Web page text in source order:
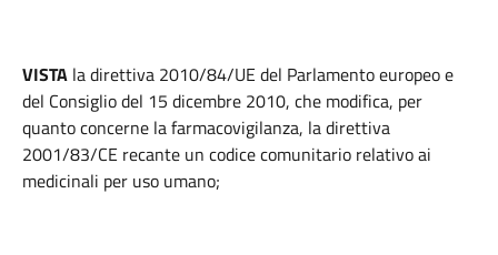
VISTA la direttiva 2010/84/UE del Parlamento europeo e
del Consiglio del 15 dicembre 2010, che modifica, per
quanto concerne la farmacovigilanza, la direttiva
2001/83/CE recante un codice comunitario relativo ai
medicinali per uso umano;